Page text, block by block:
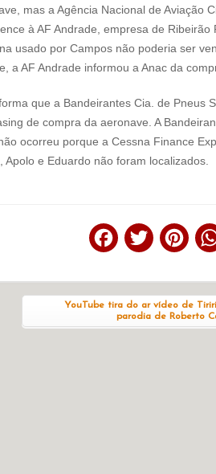
mas a Agência Nacional de Aviação
à AF Andrade, empresa de Ribeirão
usado por Campos não poderia ser
a AF Andrade informou a Anac da
que a Bandeirantes Cia. de Pneus
de compra da aeronave. A
ocorreu porque a Cessna Finance
e Eduardo não foram localizados.
Facebook
Twitter
YouTube tira do ar vídeo de
parodia de Roberto